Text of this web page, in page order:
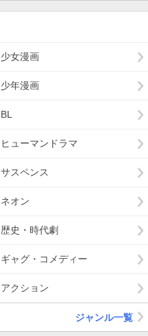
少女漫画
少年漫画
BL
ヒューマンドラマ
サスペンス
ネオン
歴史・時代劇
ギャグ・コメディー
アクション
ジャンル一覧